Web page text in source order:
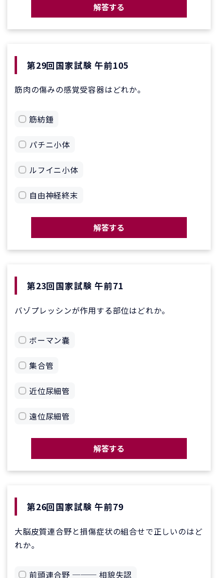
解答する
第29回国家試験 午前105
筋肉の傷みの感覚受容器はどれか。
筋紡錘
パチニ小体
ルフイニ小体
自由神経終末
解答する
第23回国家試験 午前71
バゾプレッシンが作用する部位はどれか。
ボーマン嚢
集合管
近位尿細管
遠位尿細管
解答する
第26回国家試験 午前79
大脳皮質連合野と損傷症状の組合せで正しいのはど
れか。
前頭連合野 ─── 相貌失認